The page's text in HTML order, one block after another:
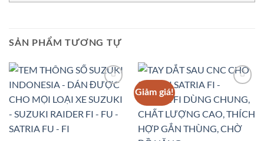
SẢN PHẨM TƯƠNG TỰ
Add to
Wishlist
Giảm giá!
Wishlist